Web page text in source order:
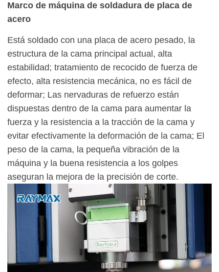
Marco de máquina de soldadura de placa de
acero
Está soldado con una placa de acero pesado, la
estructura de la cama principal actual, alta
estabilidad; tratamiento de recocido de fuerza de
efecto, alta resistencia mecánica, no es fácil de
deformar; Las nervaduras de refuerzo están
dispuestas dentro de la cama para aumentar la
fuerza y la resistencia a la tracción de la cama y
evitar efectivamente la deformación de la cama; El
peso de la cama, la pequeña vibración de la
máquina y la buena resistencia a los golpes
aseguran la mejora de la precisión de corte.